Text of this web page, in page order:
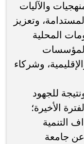
والآليات
وتعزيز
المحلية
وشركاء
للجهود
الأخيرة؛
التنمية
والصادر عن جامعة